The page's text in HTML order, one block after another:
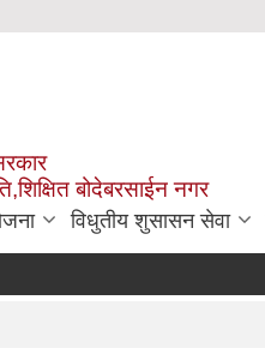
बोदेबरसाईन नगर
विधुतीय शुसासन सेवा